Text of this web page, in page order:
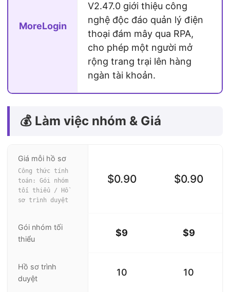
MoreLogin
V2.47.0 giới thiệu công
nghệ độc đáo quản lý điện
thoại đám mây qua RPA,
cho phép một người mở
rộng trang trại lên hàng
ngàn tài khoản.
💰 Làm việc nhóm & Giá
Giá mỗi hồ sơ
Công thức tính
toán: Gói nhóm
tối thiểu / Hồ
sơ trình duyệt
$0.90 $0.90
Gói nhóm tối
thiểu
$9 $9
Hồ sơ trình
duyệt
10 10